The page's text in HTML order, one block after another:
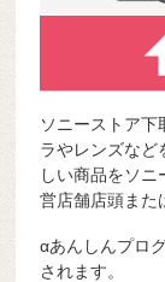
ソニーストア下
ラやレンズなど
しい商品をソ
営店舗店頭また
αあんしんプロ
されます。